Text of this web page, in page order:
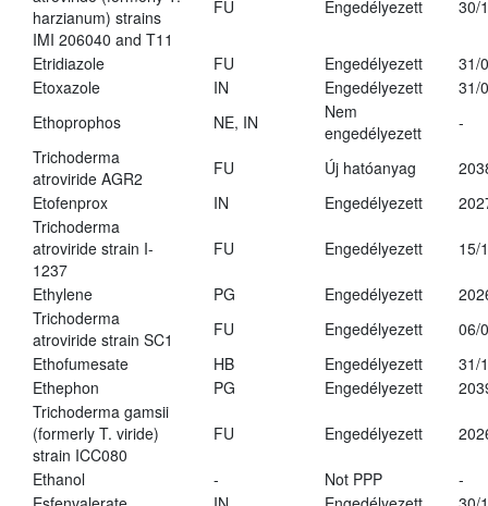
harzianum) strains
IMI 206040 and T11
FU Engedélyezett 30/
Etridiazole FU Engedélyezett
31/
Etoxazole
IN Engedélyezett
31/
Ethoprophos
NE, IN
Nem
engedélyezett
-
Trichoderma
atroviride AGR2
FU Új hatóanyag
Etofenprox
IN Engedélyezett
Trichoderma
atroviride strain I-
1237
FU Engedélyezett 15/
Ethylene PG Engedélyezett
Trichoderma
atroviride strain SC1
FU Engedélyezett
06/
Ethofumesate
HB Engedélyezett
31/
Ethephon
PG Engedélyezett
Trichoderma gamsii
(formerly T. viride)
strain ICC080
FU Engedélyezett
Ethanol - Not PPP
-